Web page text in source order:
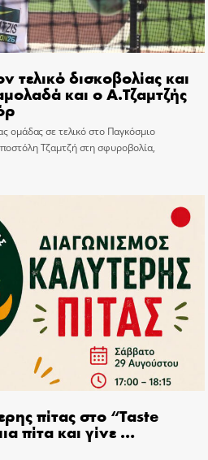
τελικό δισκοβολίας και
και ο Α.Τζαμτζής
ομάδας σε τελικό στο Παγκόσμιο
Τζαμτζή στη σφυροβολία,
πίτας στο “Taste
πίτα και γίνε …